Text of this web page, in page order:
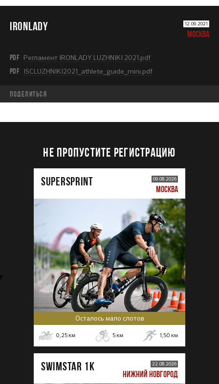
IRONLADY 12.09.2021
МОСКВА
PDF Регламент IRONLADY LUZHNIKI 2021.pdf
PDF ISCLUZHNIKI2021_athlete_guide_mini.pdf
Поделиться
НЕ ПРОПУСТИТЕ РЕГИСТРАЦИЮ
SUPERSPRINT 09.08.2026
МОСКВА
Осталось мало слотов
0,25 км 5 км 1,50 км
SWIMSTAR 1K 22.08.2026
НИЖНИЙ НОВГОРОД